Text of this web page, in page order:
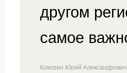
другом
самое
Кокорин Юрий Александрович